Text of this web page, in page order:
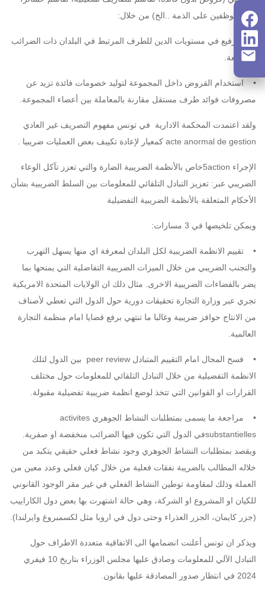
وضع موظفين على الذمة ..الخ) من خلال:
• الترفيع في مستويات الدين للطرف المرتبط في البلدان ذات الضرائب
المرتفعة.
• استخدام القروض داخل المجموعة لتوليد خصومات فائدة تزيد عن
مصروفات فوائد طرف مستقل مقارنة بالمعاملة بين أعضاء المجموعة.
ولقد اعتمدت المحكمة الادارية في تونس مفهوم التصريف غير العادي
acte anormal de gestion كمعيار لإعادة تكييف بعض العمليات ضريبيا .
الإجراء 5actionخاص بالأنظمة الضريبية الضارة والتي تعزز تآكل الوعاء
الضريبي عبر: تعزيز التبادل التلقائي للمعلومات بين السلط الضريبية بشأن
الأحكام المتعلقة بالأنظمة الضريبية التفضيلية
ويمكن تلخيصها في 3 مسارات:
• تقييم الانظمة الضريبية لكل البلدان لمعرفة اي منها يسهل التهرب
والتجنب الضريبي من خلال الميزات الضريبية التفاضلية التي يمنحها بما
يضر بالفضاءات الضريبية الاخرى. مثال ذلك ان الولايات المتحدة الامريكية
تجري عبر وزارة التجارة تحقيقات دورية حول الدول التي تعطي لأصناف
من الانتاج حوافز ضريبية وغالبا ما تنتهي برفع قضايا امام منظمة التجارة
العالمية.
• فسح المجال امام التقييم المتبادل peer review بين الدول لتلك
الانظمة التفضيلية من خلال التبادل التلقائي للمعلومات حول مختلف
القرارات او القوانين التي تتخذ لوضع انظمة ضريبية تفضيلية مقبولة.
• مراجعة ما يسمى بمتطلبات النشاط الجوهري activites
substantiellesفي الدول التي تكون فيها الضرائب منخفضة او صفرية.
ويقصد بمتطلبات النشاط الجوهري وجود نشاط فعلي حقيقي يتكبد من
خلاله المطالب بالضريبة نفقات فعلية من خلال كيان فعلي وعدد معين من
العملة وذلك لمقاومة توطين النشاط الفعلي في غير مقر الوجود القانوني
للكيان او المشروع او الشركة، وهي حالة اشتهرت بها بعض دول الكاراييب
(جزر كايمان، الجزر العذراء وحتى دول في اروبا مثل لكسمبروغ وايرلندا).
ويذكر ان تونس أعلنت انضمامها الى الاتفاقية متعددة الاطراف حول
التبادل الآلي للمعلومات وصادق عليها مجلس الوزراء بتاريخ 10 فيفري
2024 في انتظار صدور المصادقة عليها بقانون.